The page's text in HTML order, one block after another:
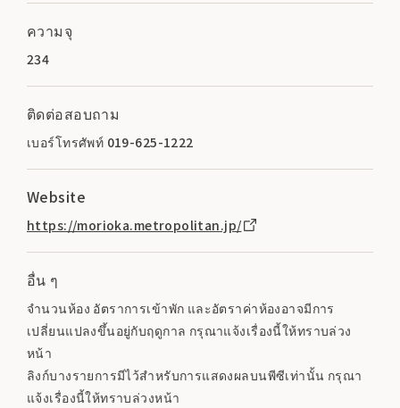
ความจุ
234
ติดต่อสอบถาม
เบอร์โทรศัพท์ 019-625-1222
Website
https://morioka.metropolitan.jp/
อื่น ๆ
จำนวนห้อง อัตราการเข้าพัก และอัตราค่าห้องอาจมีการ
เปลี่ยนแปลงขึ้นอยู่กับฤดูกาล กรุณาแจ้งเรื่องนี้ให้ทราบล่วง
หน้า
ลิงก์บางรายการมีไว้สำหรับการแสดงผลบนพีซีเท่านั้น กรุณา
แจ้งเรื่องนี้ให้ทราบล่วงหน้า